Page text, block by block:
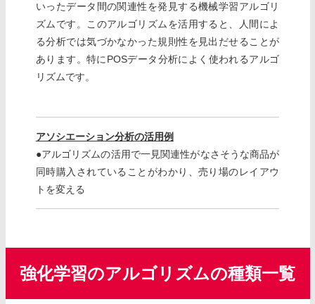
いったデータ間の関連性を発見する機械学習アルゴリ
ズムです。このアルゴリズムを活用すると、人間によ
る分析では気づかなかった規則性を見出だせることが
あります。特にPOSデータ分析によく使われるアルゴ
リズムです。
アソシエーション分析の活用例
●アルゴリズムの活用で一見関連性がなさそうな商品が
同時購入されていることがわかり、売り場のレイアウ
トを変える
強化学習のアルゴリズムの種類一覧